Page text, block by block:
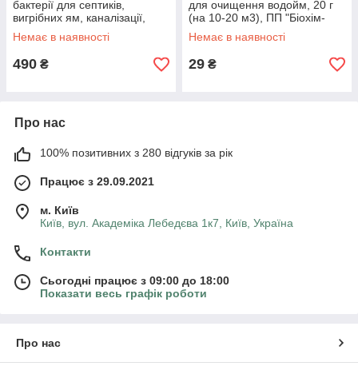
бактерії для септиків,
вигрібних ям, каналізації,
Канада
Немає в наявності
490 ₴
для очищення водойм, 20 г
(на 10-20 м3), ПП "Біохім-
Сервіс"
Немає в наявності
29 ₴
Про нас
100% позитивних з 280 відгуків за рік
Працює з 29.09.2021
м. Київ
Київ, вул. Академіка Лебедєва 1к7, Київ, Україна
Контакти
Сьогодні працює з 09:00 до 18:00
Показати весь графік роботи
Про нас